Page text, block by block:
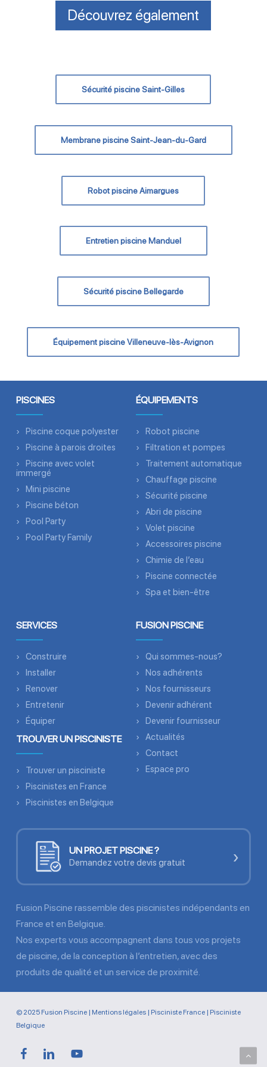
Découvrez également
Sécurité piscine Saint-Gilles
Membrane piscine Saint-Jean-du-Gard
Robot piscine Aimargues
Entretien piscine Manduel
Sécurité piscine Bellegarde
Équipement piscine Villeneuve-lès-Avignon
PISCINES
Piscine coque polyester
Piscine à parois droites
Piscine avec volet
immergé
Mini piscine
Piscine béton
Pool Party
Pool Party Family
ÉQUIPEMENTS
Robot piscine
Filtration et pompes
Traitement automatique
Chauffage piscine
Sécurité piscine
Abri de piscine
Volet piscine
Accessoires piscine
Chimie de l’eau
Piscine connectée
Spa et bien-être
SERVICES
Construire
Installer
Renover
Entretenir
Équiper
TROUVER UN PISCINISTE
Trouver un pisciniste
Piscinistes en France
Piscinistes en Belgique
FUSION PISCINE
Qui sommes-nous?
Nos adhérents
Nos fournisseurs
Devenir adhérent
Devenir fournisseur
Actualités
Contact
Espace pro
UN PROJET PISCINE ?
Demandez votre devis gratuit ›
Fusion Piscine rassemble des piscinistes indépendants en
France et en Belgique.
Nos experts vous accompagnent dans tous vos projets
de piscine, de la conception à l’entretien, avec des
produits de qualité et un service de proximité.
© 2025 Fusion Piscine | Mentions légales| Pisciniste France| Pisciniste
Belgique
facebooklinkedin youtube